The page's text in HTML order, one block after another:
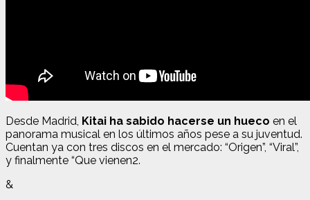
Desde Madrid, Kitai ha sabido hacerse un hueco en el
panorama musical en los últimos años pese a su juventud.
Cuentan ya con tres discos en el mercado: “Origen”, “Viral”,
y finalmente “Que vienen2.
&